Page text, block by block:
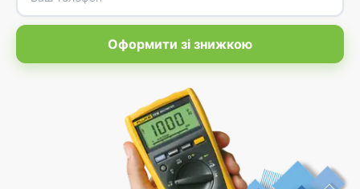
Оформити зі знижкою